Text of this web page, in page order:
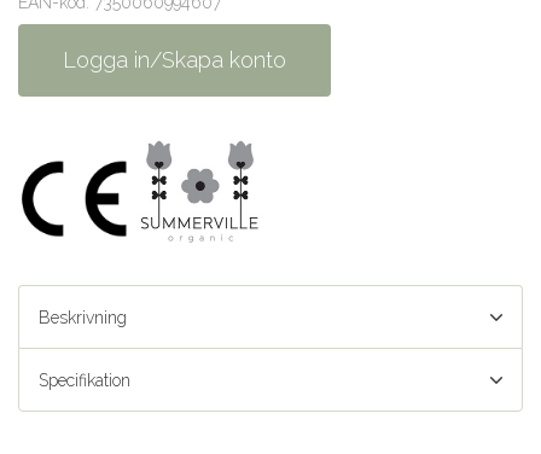
Logga in/Skapa konto
Beskrivning
Specifikation